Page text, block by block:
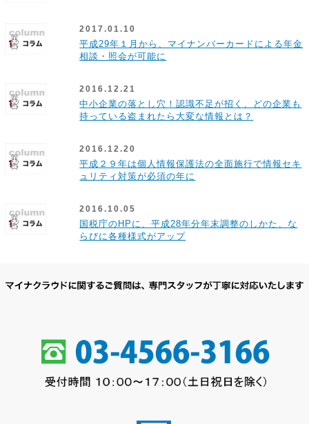
2017.01.10
平成29年１月から、マイナンバーカードによる年金
相談・照会が可能に
2016.12.21
中小企業の落とし穴！認識不足が招く、どの企業も
持っている盗まれたら大変な情報とは？
2016.12.20
平成２９年は個人情報保護法の全面施行で情報セキ
ュリティ対策が必須の年に
2016.10.05
国税庁のHPに、平成28年分年末調整のしかた、な
らびに各種様式がアップ